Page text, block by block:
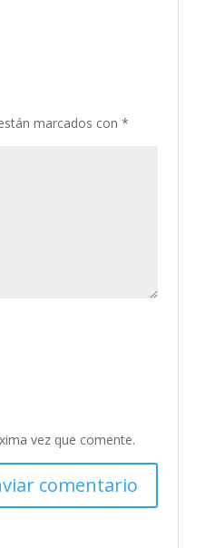
marcados con*
vez que comente.